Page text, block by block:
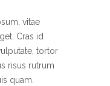
vitae
Cras id
tortor
risus rutrum
quam.